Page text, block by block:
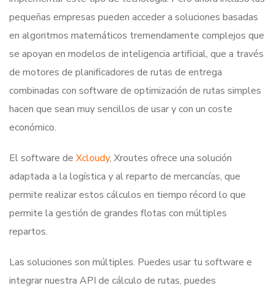
pequeñas empresas pueden acceder a soluciones basadas
en algoritmos matemáticos tremendamente complejos que
se apoyan en modelos de inteligencia artificial, que a través
de motores de planificadores de rutas de entrega
combinadas con software de optimización de rutas simples
hacen que sean muy sencillos de usar y con un coste
económico.
El software de Xcloudy, Xroutes ofrece una solución
adaptada a la logística y al reparto de mercancías, que
permite realizar estos cálculos en tiempo récord lo que
permite la gestión de grandes flotas con múltiples
repartos.
Las soluciones son múltiples. Puedes usar tu software e
integrar nuestra API de cálculo de rutas, puedes